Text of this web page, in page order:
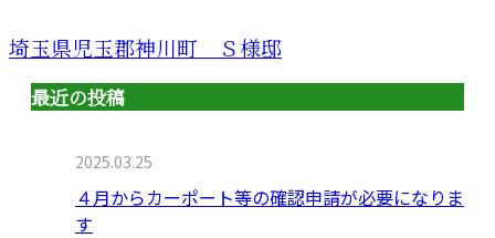
埼玉県児玉郡神川町 Ｓ様邸
最近の投稿
2025.03.25
４月からカーポート等の確認申請が必要になりま
す